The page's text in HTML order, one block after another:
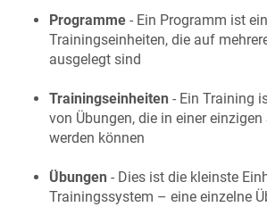
Programme - Ein Programm ist
Trainingseinheiten, die auf
ausgelegt sind
Trainingseinheiten - Ein Training
von Übungen, die in einer
werden können
Übungen - Dies ist die kleinste
Trainingssystem – eine einzelne